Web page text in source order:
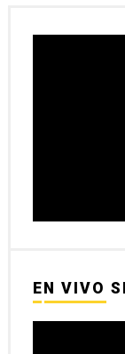
EN VIVO